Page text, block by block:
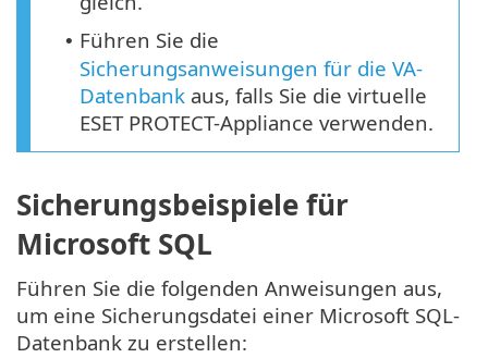
• Führen Sie die
Sicherungsanweisungen für die VA-
Datenbank aus, falls Sie die virtuelle
ESET PROTECT-Appliance verwenden.
Sicherungsbeispiele für
Microsoft SQL
Führen Sie die folgenden Anweisungen aus,
um eine Sicherungsdatei einer Microsoft SQL-
Datenbank zu erstellen: